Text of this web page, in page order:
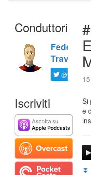
Conduttori
Federico
Travaini
@ftrava
Iscriviti
Si
e